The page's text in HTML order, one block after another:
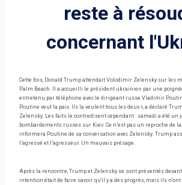
reste à
concernant
Cette fois, Donald Trump attendait Volodimir Zelensky sur les
Palm Beach. Il a accueilli le président ukrainien par une
entretenu par téléphone avec le dirigeant russe Vladimir
Poutine veut la paix. Ils la veulent tous les deux », a déclaré
Zelensky. Les faits le contredisent cependant : samedi a été un
bombardements russes sur Kiev. Ce n’est pas un reproche de
informera Poutine de sa conversation avec Zelensky. Trump
l’agressé et l’agresseur. Un mauvais présage.
Après la rencontre, Trump et Zelensky se sont présentés
intention était de faire savoir qu'il y a des progrès, mais ils